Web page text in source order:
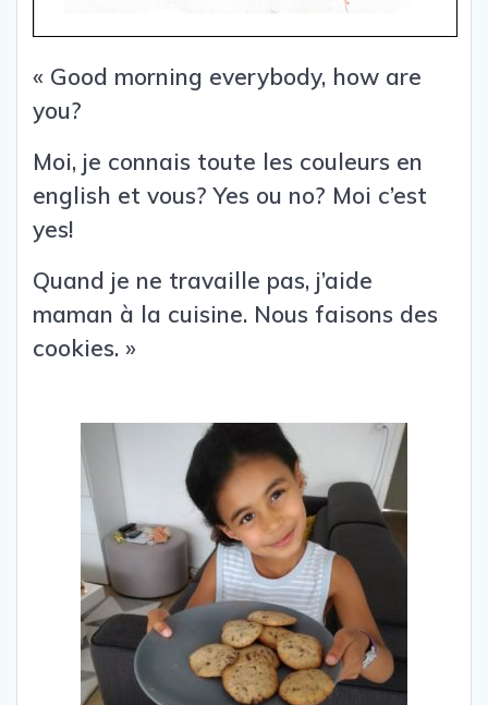
« Good morning everybody, how are
you?
Moi, je connais toute les couleurs en
english et vous? Yes ou no? Moi c’est
yes!
Quand je ne travaille pas, j’aide
maman à la cuisine. Nous faisons des
cookies. »